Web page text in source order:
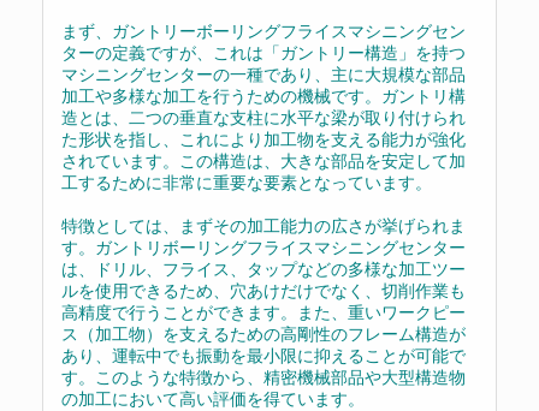
まず、ガントリーボーリングフライスマシニングセン
ターの定義ですが、これは「ガントリー構造」を持つ
マシニングセンターの一種であり、主に大規模な部品
加工や多様な加工を行うための機械です。ガントリ構
造とは、二つの垂直な支柱に水平な梁が取り付けられ
た形状を指し、これにより加工物を支える能力が強化
されています。この構造は、大きな部品を安定して加
工するために非常に重要な要素となっています。
特徴としては、まずその加工能力の広さが挙げられま
す。ガントリボーリングフライスマシニングセンター
は、ドリル、フライス、タップなどの多様な加工ツー
ルを使用できるため、穴あけだけでなく、切削作業も
高精度で行うことができます。また、重いワークピー
ス（加工物）を支えるための高剛性のフレーム構造が
あり、運転中でも振動を最小限に抑えることが可能で
す。このような特徴から、精密機械部品や大型構造物
の加工において高い評価を得ています。